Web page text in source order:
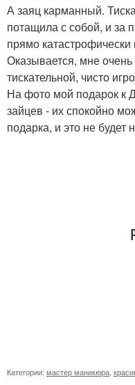
А заяц карманный.
потащила с собой, и за
прямо
Оказывается, мне
тискательной, чисто
На фото мой подарок к
зайцев - их спокойно
подарка, и это не будет
Категории: мастер маникюра